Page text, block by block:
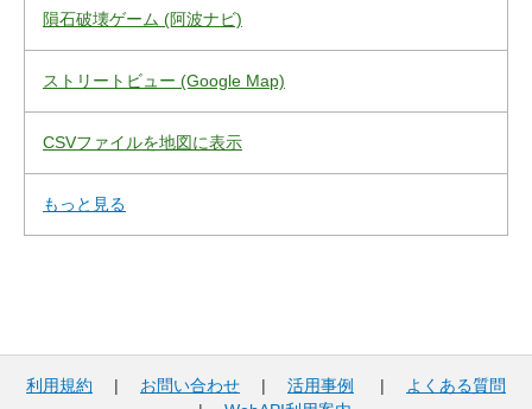
隕石破壊ゲーム (阿波ナビ)
ストリートビュー (Google Map)
CSVファイルを地図に表示
もっと見る
利用規約 | お問い合わせ | 活用事例 |
よくある質問